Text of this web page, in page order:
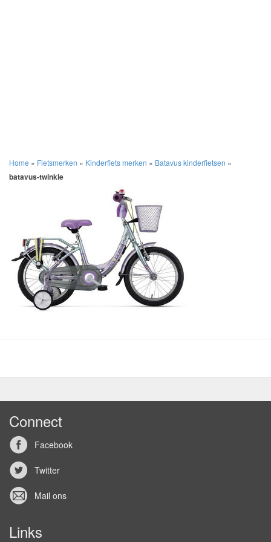
Home » Fietsmerken » Kinderfiets merken » Batavus kinderfietsen »
batavus-twinkle
Connect
Facebook
Twitter
Mail ons
Links